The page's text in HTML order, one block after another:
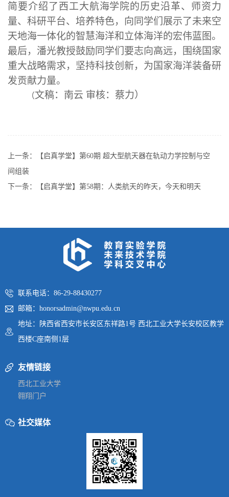
简要介绍了西工大航海学院的历史沿革、师资力
量、科研平台、培养特色，向同学们展示了未来空
天地海一体化的智慧海洋和立体海洋的宏伟蓝图。
最后，潘光教授鼓励同学们要志向高远，围绕国家
重大战略需求，坚持科技创新，为国家海洋装备研
发贡献力量。
（文稿：南云 审核：蔡力）
上一条：
【启真学堂】第60期 超大型航天器在轨动力学控制与空
间组装
下一条：
【启真学堂】第58期：人类航天的昨天，今天和明天
联系电话：86-29-88430277
邮箱：honorsadmin@nwpu.edu.cn
地址：陕西省西安市长安区东祥路1号 西北工业大学长安校区教学
西楼C座南侧1层
友情链接
西北工业大学
翱翔门户
社交媒体